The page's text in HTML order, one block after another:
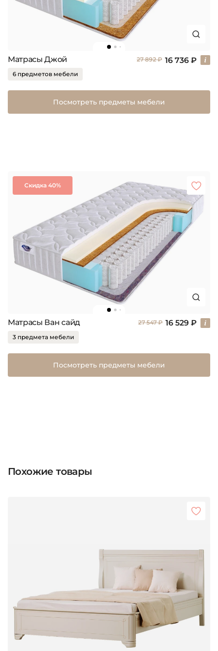
Матрасы Джой 27 892 ₽ 16 736 ₽
6 предметов мебели
Посмотреть предметы мебели
Скидка 40%
Матрасы Ван сайд 27 547 ₽ 16 529 ₽
3 предмета мебели
Посмотреть предметы мебели
Похожие товары